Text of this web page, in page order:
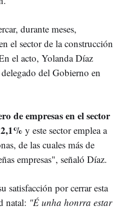
durante meses,
el sector de la construcción
el acto, Yolanda Díaz
del Gobierno en
de empresas en el sector
y este sector emplea a
de las cuales más de
empresas", señaló Díaz.
satisfacción por cerrar esta
natal: "É unha honrra estar